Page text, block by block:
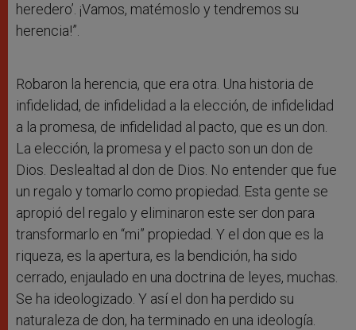
heredero’. ¡Vamos, matémoslo y tendremos su
herencia!”.
Robaron la herencia, que era otra. Una historia de
infidelidad, de infidelidad a la elección, de infidelidad
a la promesa, de infidelidad al pacto, que es un don.
La elección, la promesa y el pacto son un don de
Dios. Deslealtad al don de Dios. No entender que fue
un regalo y tomarlo como propiedad. Esta gente se
apropió del regalo y eliminaron este ser don para
transformarlo en “mi” propiedad. Y el don que es la
riqueza, es la apertura, es la bendición, ha sido
cerrado, enjaulado en una doctrina de leyes, muchas.
Se ha ideologizado. Y así el don ha perdido su
naturaleza de don, ha terminado en una ideología.